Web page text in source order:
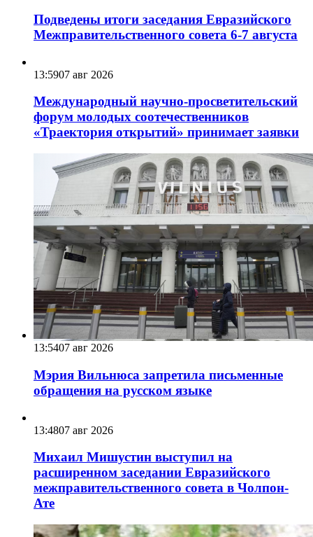
Подведены итоги заседания Евразийского
Межправительственного совета 6-7 августа
13:5907 авг 2026
Международный научно-просветительский
форум молодых соотечественников
«Траектория открытий» принимает заявки
13:5407 авг 2026
Мэрия Вильнюса запретила письменные
обращения на русском языке
13:4807 авг 2026
Михаил Мишустин выступил на
расширенном заседании Евразийского
межправительственного совета в Чолпон-
Ате